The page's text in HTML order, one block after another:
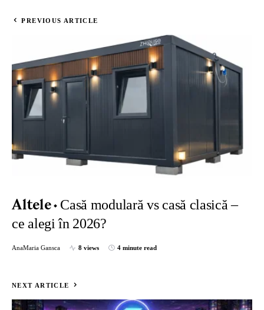
PREVIOUS ARTICLE
Altele
Casă modulară vs casă clasică –
ce alegi în 2026?
AnaMaria Gansca 8 views 4 minute read
NEXT ARTICLE